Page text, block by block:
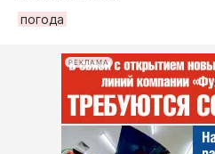
погода
РЕКЛАМА